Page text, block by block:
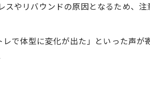
り方やリバウンドの原因となるため、注
で体型に変化が出た」といった声が